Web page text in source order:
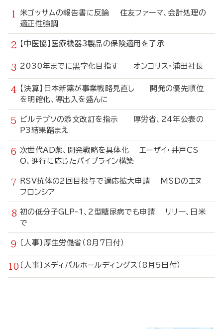
米ゴッサムの報告書に反論 住友ファーマ、会計処理の
適正性強調
【中医協】医療機器3製品の保険適用を了承
2030年までに黒字化目指す オンコリス・浦田社長
【決算】日本新薬が事業戦略見直し 開発の優先順位
を明確化、導出入を盛んに
ビルテプソの添文改訂を指示 厚労省、24年公表の
P3結果踏まえ
次世代AD薬、開発戦略を具体化 エーザイ・井戸CS
O、進行に応じたパイプライン構築
RSV抗体の2回目投与で適応拡大申請 MSDのエヌ
フロンシア
初の低分子GLP-1、2型糖尿病でも申請 リリー、日米
で
〔人事〕厚生労働省（8月7日付）
〔人事〕メディパルホールディングス（8月5日付）